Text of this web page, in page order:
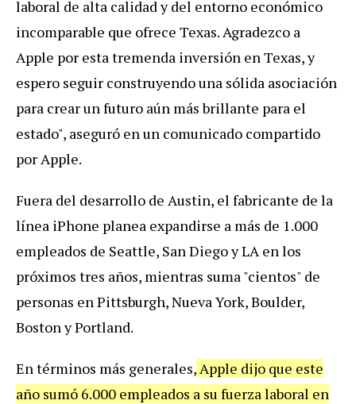
laboral de alta calidad y del entorno económico
incomparable que ofrece Texas. Agradezco a
Apple por esta tremenda inversión en Texas, y
espero seguir construyendo una sólida asociación
para crear un futuro aún más brillante para el
estado", aseguró en un comunicado compartido
por Apple.
Fuera del desarrollo de Austin, el fabricante de la
línea iPhone planea expandirse a más de 1.000
empleados de Seattle, San Diego y LA en los
próximos tres años, mientras suma "cientos" de
personas en Pittsburgh, Nueva York, Boulder,
Boston y Portland.
En términos más generales,Apple dijo que este
año sumó 6.000 empleados a su fuerza laboral en